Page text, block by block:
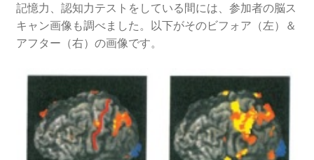
記憶力、認知力テストをしている間には、参加者の脳ス
キャン画像も調べました。以下がそのビフォア（左）＆
アフター（右）の画像です。